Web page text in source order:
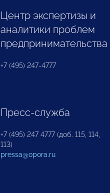
Центр экспертизы и
аналитики проблем
предпринимательства
+7 (495) 247-4777
Пресс-служба
+7 (495) 247 4777 (доб. 115, 114,
113)
pressa@opora.ru